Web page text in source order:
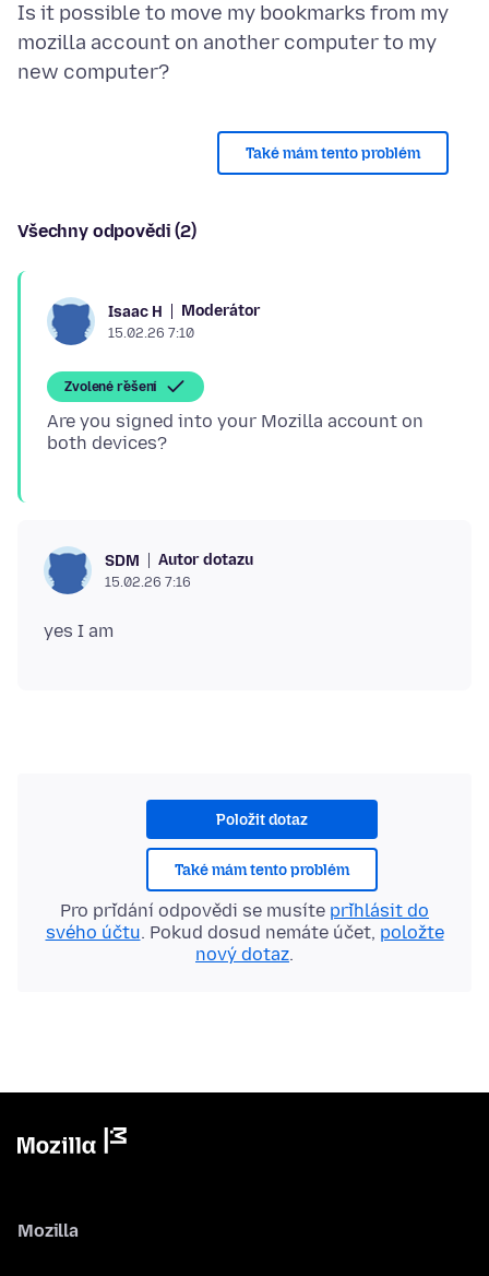
Is it possible to move my bookmarks from my
mozilla account on another computer to my
Také mám tento problém
Všechny odpovědi (2)
Isaac H Moderátor
15.02.26 7:10
Zvolené řešení
Are you signed into your Mozilla account on
SDM Autor dotazu
15.02.26 7:16
Položit dotaz
Také mám tento problém
Pro přidání odpovědi se musíte přihlásit do
svého účtu. Pokud dosud nemáte účet, položte
nový dotaz.
Mozilla